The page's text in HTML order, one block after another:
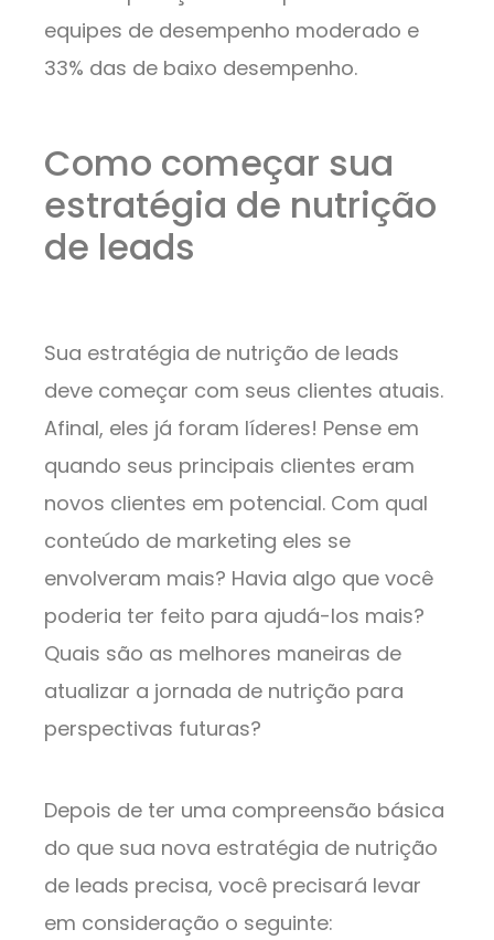
equipes de desempenho moderado e
33% das de baixo desempenho.
Como começar sua
estratégia de nutrição
de leads
Sua estratégia de nutrição de leads
deve começar com seus clientes atuais.
Afinal, eles já foram líderes! Pense em
quando seus principais clientes eram
novos clientes em potencial. Com qual
conteúdo de marketing eles se
envolveram mais? Havia algo que você
poderia ter feito para ajudá-los mais?
Quais são as melhores maneiras de
atualizar a jornada de nutrição para
perspectivas futuras?
Depois de ter uma compreensão básica
do que sua nova estratégia de nutrição
de leads precisa, você precisará levar
em consideração o seguinte: